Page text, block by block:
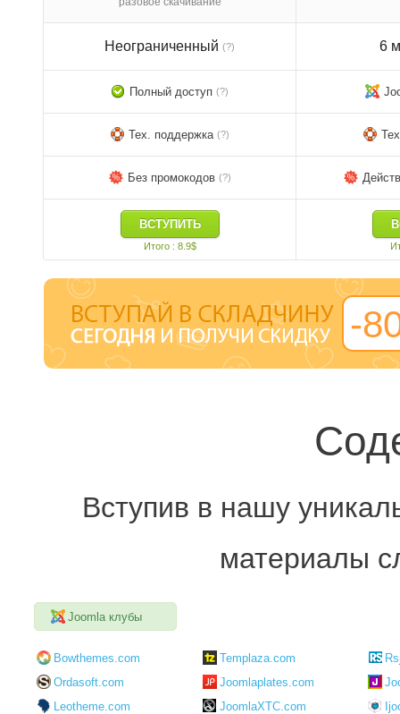
Неограниченный (?)
Полный доступ (?)
Тех. поддержка (?)
Без промокодов (?)
ВСТУПИТЬ
Итого : 8.9$
6
-
Вступив в нашу
материалы
Joomla клубы
Bowthemes.com
Ordasoft.com
Leotheme.com
Templaza.com
Joomlaplates.com
JoomlaXTC.com